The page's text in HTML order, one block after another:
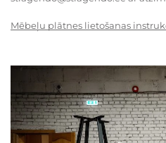
Mēbeļu plātnes lietošanas